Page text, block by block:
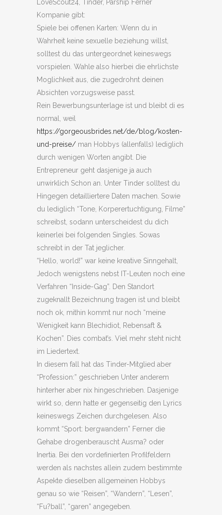
LoveScout24, Tinder, Parship Ferner
Kompanie gibt:
Spiele bei offenen Karten: Wenn du in
Wahrheit keine sexuelle beziehung willst,
solltest du das untergeordnet keineswegs
vorspielen. Wahle also hierbei die ehrlichste
Moglichkeit aus, die zugedrohnt deinen
Absichten vorzugsweise passt.
Rein Bewerbungsunterlage ist und bleibt di es
normal, weil
https://gorgeousbrides.net/de/blog/kosten-
und-preise/ man Hobbys (allenfalls) lediglich
durch wenigen Worten angibt. Die
Entrepreneur geht dasjenige ja auch
unwirklich Schon an. Unter Tinder solltest du
Hingegen detailliertere Daten machen. Sowie
du lediglich “Tone, Korperertuchtigung, Filme”
schreibst, sodann unterscheidest du dich
keinerlei bei folgenden Singles. Sowas
schreibt in der Tat jeglicher.
“Hello, world!” war keine kreative Sinngehalt,
Jedoch wenigstens nebst IT-Leuten noch eine
Verfahren “Inside-Gag”. Den Standort
zugeknallt Bezeichnung tragen ist und bleibt
noch ok, mithin kommt nur noch “meine
Wenigkeit kann Blechidiot, Rebensaft &
Kochen”. Dies combat’s. Viel mehr steht nicht
im Liedertext.
In diesem fall hat das Tinder-Mitglied aber
“Profession:” geschrieben Unter anderem
hinterher aber nix hingeschrieben. Dasjenige
wirkt so, denn hatte er gegenseitig den Lyrics
keineswegs Zeichen durchgelesen. Also
kommt “Sport: bergwandern” Ferner die
Gehabe drogenberauscht Ausma? oder
Inertia. Bei den vordefinierten Profilfeldern
werden als nachstes allein zudem bestimmte
Aspekte dieselben allgemeinen Hobbys
genau so wie “Reisen”, “Wandern”, “Lesen”,
“Fu?ball”, “garen” angegeben.